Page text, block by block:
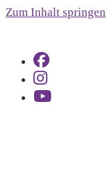
Zum Inhalt springen